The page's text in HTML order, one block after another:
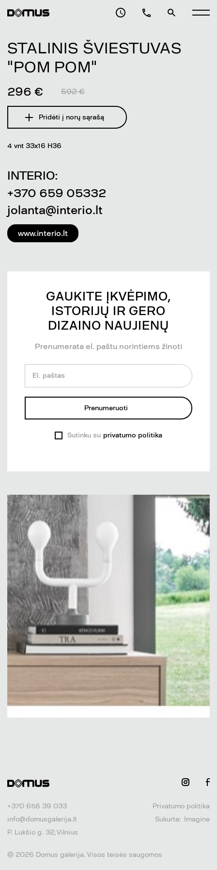
STALINIS ŠVIESTUVAS
"POM POM"
296 € 592 €
Pridėti į norų sąrašą
4 vnt 33x16 H36
INTERIO:
+370 659 05332
jolanta@interio.lt
www.interio.lt
GAUKITE ĮKVĖPIMO,
ISTORIJŲ IR GERO
DIZAINO NAUJIENŲ
Prenumerata el. paštu norintiems žinoti
El. paštas
Prenumeruoti
Sutinku su privatumo politika
+370 656 39 033
info@domusgalerija.lt
P. Lukšio g. 32, Vilnius
Privatumo politika
Sukurta: Imagine
© 2026 Domus galerija. Visos teisės saugomos